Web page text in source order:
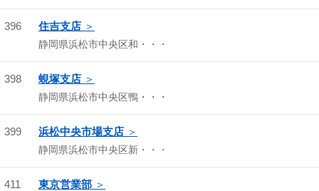
396 住吉支店
静岡県浜松市中央区和・・・
398 蜆塚支店
静岡県浜松市中央区鴨・・・
399 浜松中央市場支店
静岡県浜松市中央区新・・・
411 東京営業部